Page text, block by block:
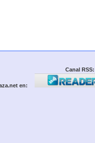
Canal RSS:
en: